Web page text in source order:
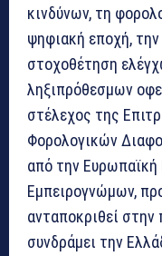
κινδύνων, τη
ψηφιακή εποχή,
στοχοθέτηση
ληξιπρόθεσμων
στέλεχος της
Φορολογικών
από την
Εμπειρογνώμων,
ανταποκριθεί
συνδράμει την